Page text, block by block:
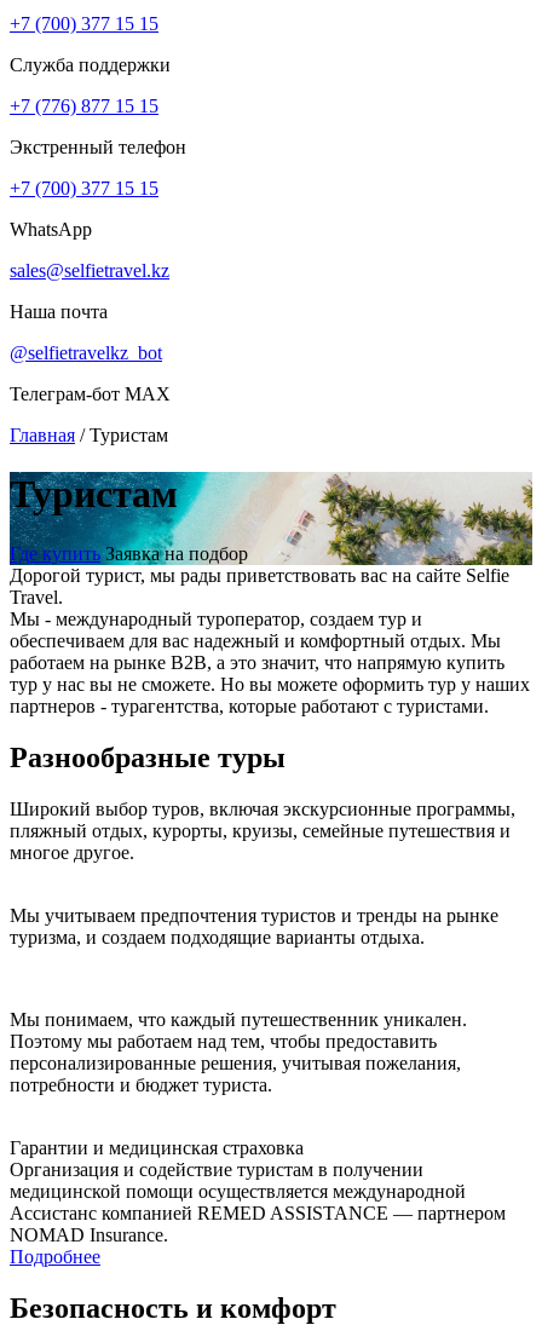
+7 (700) 377 15 15
Служба поддержки
+7 (776) 877 15 15
Экстренный телефон
+7 (700) 377 15 15
WhatsApp
sales@selfietravel.kz
Наша почта
@selfietravelkz_bot
Телеграм-бот MAX
Главная /Туристам
Туристам
Где купить Заявка на подбор
Дорогой турист, мы рады приветствовать вас на сайте Selfie
Travel.
Мы - международный туроператор, создаем тур и
обеспечиваем для вас надежный и комфортный отдых. Мы
работаем на рынке В2В, а это значит, что напрямую купить
тур у нас вы не сможете. Но вы можете оформить тур у наших
партнеров - турагентства, которые работают с туристами.
Разнообразные туры
Широкий выбор туров, включая экскурсионные программы,
пляжный отдых, курорты, круизы, семейные путешествия и
многое другое.
Мы учитываем предпочтения туристов и тренды на рынке
туризма, и создаем подходящие варианты отдыха.
Мы понимаем, что каждый путешественник уникален.
Поэтому мы работаем над тем, чтобы предоставить
персонализированные решения, учитывая пожелания,
потребности и бюджет туриста.
Гарантии и медицинская страховка
Организация и содействие туристам в получении
медицинской помощи осуществляется международной
Ассистанс компанией REMED ASSISTANCE — партнером
NOMAD Insurance.
Подробнее
Безопасность и комфорт